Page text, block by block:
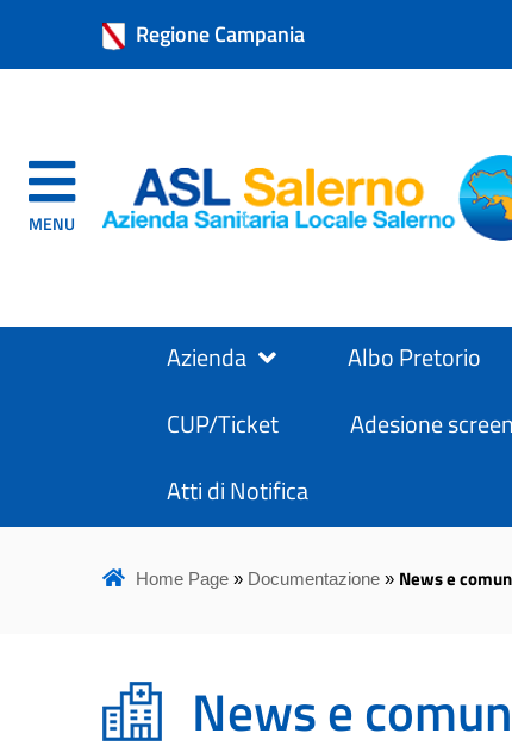
Regione Campania
MENU
Azienda Albo Pretorio
CUP/Ticket
Adesione
Atti di Notifica
Home Page» Documentazione» News e
News e